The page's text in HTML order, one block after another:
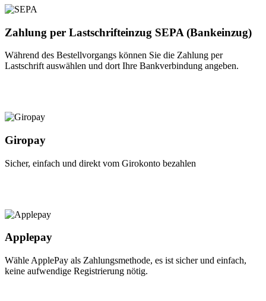
Zahlung per Lastschrifteinzug SEPA (Bankeinzug)
Während des Bestellvorgangs können Sie die Zahlung per
Lastschrift auswählen und dort Ihre Bankverbindung angeben.
Giropay
Sicher, einfach und direkt vom Girokonto bezahlen
Applepay
Wähle ApplePay als Zahlungsmethode, es ist sicher und einfach,
keine aufwendige Registrierung nötig.